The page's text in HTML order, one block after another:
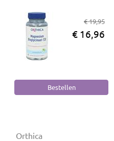
€ 19,95
€ 16,96
Orthica